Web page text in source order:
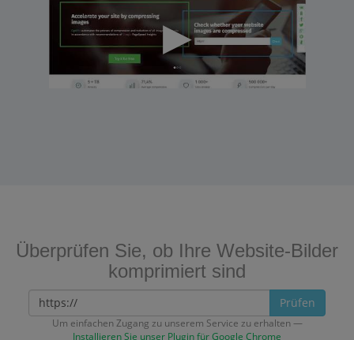
Überprüfen Sie, ob Ihre Website-Bilder
komprimiert sind
Prüfen
Um einfachen Zugang zu unserem Service zu erhalten —
Installieren Sie unser Plugin für Google Chrome